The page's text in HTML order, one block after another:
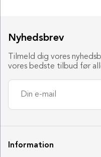
Nyhedsbrev
Tilmeld dig vores
vores bedste tilbud før
Information